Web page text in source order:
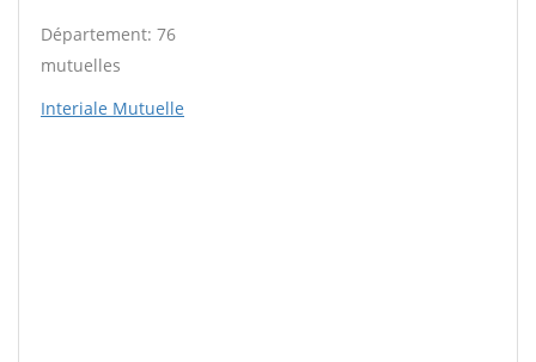
Département: 76
mutuelles
Interiale Mutuelle